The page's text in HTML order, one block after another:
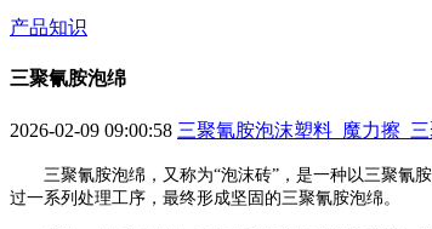
产品知识
三聚氰胺泡绵
2026-02-09 09:00:58 三聚氰胺泡沫塑料_魔力擦_
三聚氰胺泡绵，又称为“泡沫砖”，是一种以三聚氰
过一系列处理工序，最终形成坚固的三聚氰胺泡绵。